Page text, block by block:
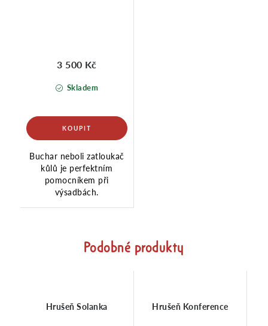
Skladem
3 500 Kč
Buchar neboli zatloukač
kůlů je perfektním
pomocníkem při
výsadbách.
Podobné produkty
Hrušeň Solanka Hrušeň Konference